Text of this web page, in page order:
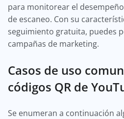
para monitorear el
de escaneo. Con su
seguimiento gratuita, puedes
campañas de marketing.
Casos de uso
códigos QR de
Se enumeran a continuación